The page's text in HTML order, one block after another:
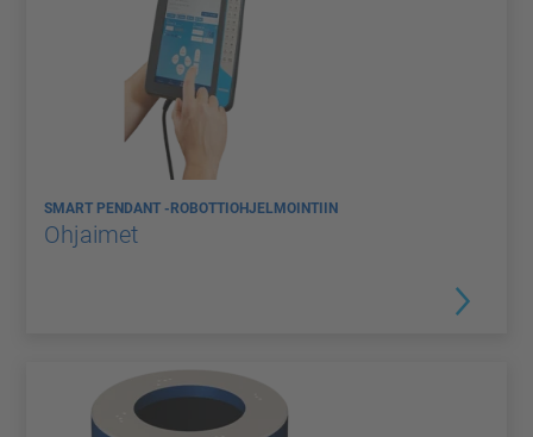
SMART PENDANT -ROBOTTIOHJELMOINTIIN
Ohjaimet